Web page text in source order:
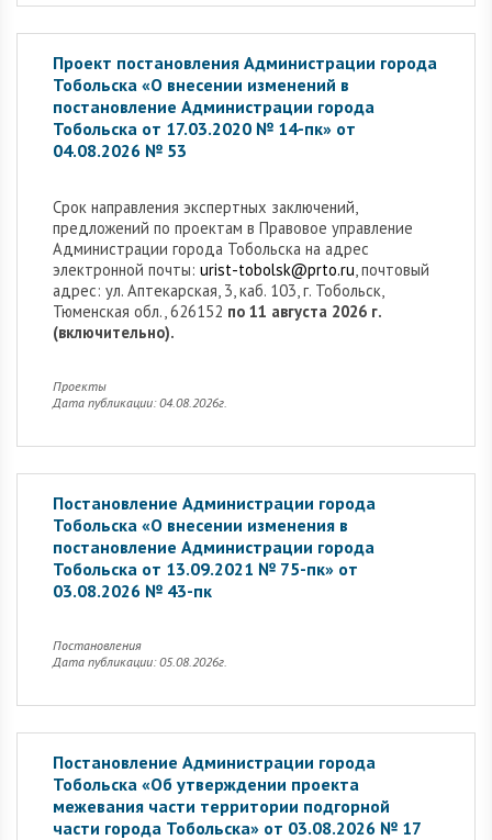
Проект постановления Администрации города
Тобольска «О внесении изменений в
постановление Администрации города
Тобольска от 17.03.2020 № 14-пк» от
04.08.2026 № 53
Cрок направления экспертных заключений,
предложений по проектам в Правовое управление
Администрации города Тобольска на адрес
электронной почты: urist-tobolsk@prto.ru, почтовый
адрес: ул. Аптекарская, 3, каб. 103, г. Тобольск,
Тюменская обл., 626152 по 11 августа 2026 г.
(включительно).
Проекты
Дата публикации: 04.08.2026г.
Постановление Администрации города
Тобольска «О внесении изменения в
постановление Администрации города
Тобольска от 13.09.2021 № 75-пк» от
03.08.2026 № 43-пк
Постановления
Дата публикации: 05.08.2026г.
Постановление Администрации города
Тобольска «Об утверждении проекта
межевания части территории подгорной
части города Тобольска» от 03.08.2026 № 17